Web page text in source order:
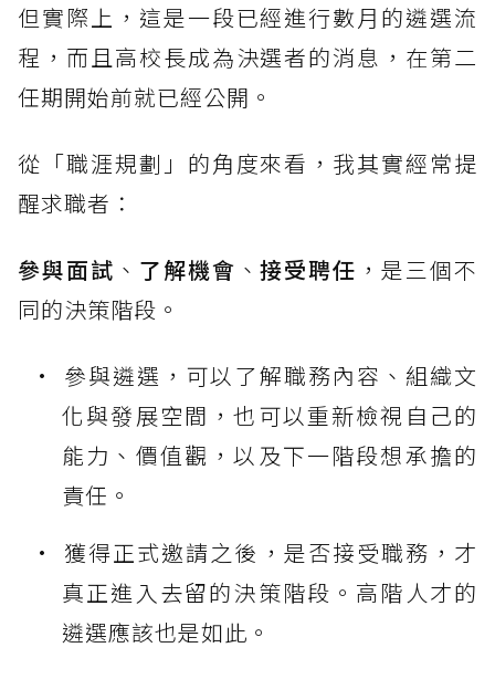
但實際上，這是一段已經進行數月的遴選流
程，而且高校長成為決選者的消息，在第二
任期開始前就已經公開。
從「職涯規劃」的角度來看，我其實經常提
醒求職者：
參與面試 、 了解機會 、接受聘任 ，是三個不
同的決策階段。
參與遴選，可以了解職務內容、組織文
化與發展空間，也可以重新檢視自己的
能力、價值觀，以及下一階段想承擔的
責任。
獲得正式邀請之後，是否接受職務，才
真正進入去留的決策階段。高階人才的
遴選應該也是如此。